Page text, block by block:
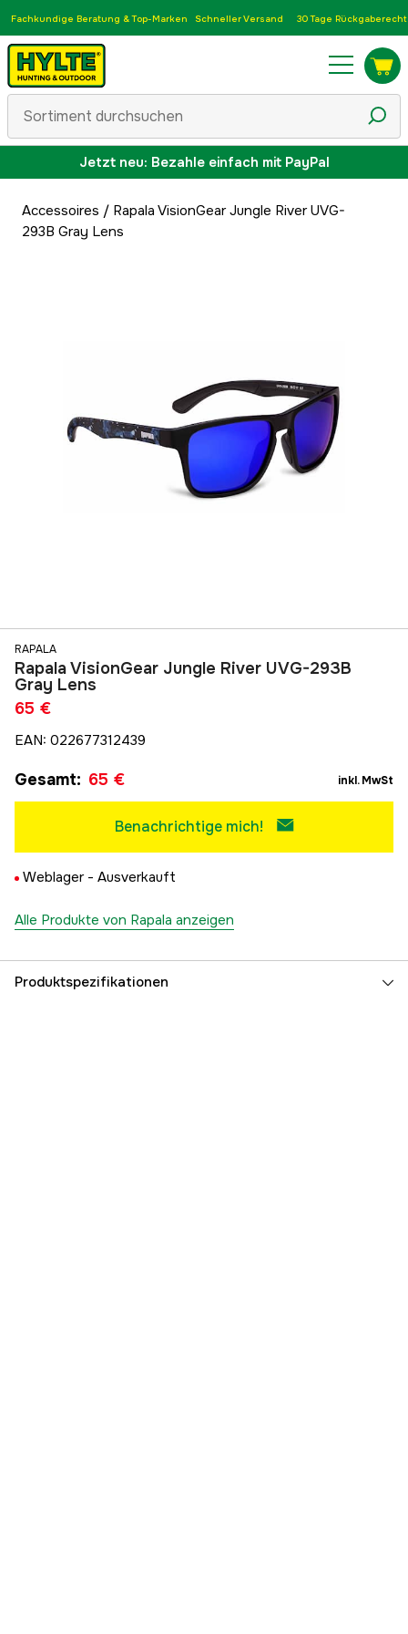
Fachkundige Beratung & Top-Marken Schneller Versand 30 Tage Rückgaberecht
Jetzt neu: Bezahle einfach mit PayPal
Accessoires / Rapala VisionGear Jungle River UVG-
293B Gray Lens
RAPALA
Rapala VisionGear Jungle River UVG-293B
Gray Lens
65 €
EAN: 022677312439
Gesamt: 65 € inkl. MwSt
Benachrichtige mich!
Weblager - Ausverkauft
Alle Produkte von Rapala anzeigen
Produktspezifikationen